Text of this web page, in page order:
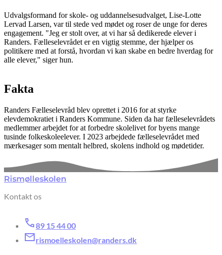
Udvalgsformand for skole- og uddannelsesudvalget, Lise-Lotte
Lervad Larsen, var til stede ved mødet og roser de unge for deres
engagement. "Jeg er stolt over, at vi har så dedikerede elever i
Randers. Fælleselevrådet er en vigtig stemme, der hjælper os
politikere med at forstå, hvordan vi kan skabe en bedre hverdag for
alle elever," siger hun.
Fakta
Randers Fælleselevråd blev oprettet i 2016 for at styrke
elevdemokratiet i Randers Kommune. Siden da har fælleselevrådets
medlemmer arbejdet for at forbedre skolelivet for byens mange
tusinde folkeskoleelever. I 2023 arbejdede fælleselevrådet med
mærkesager som mentalt helbred, skolens indhold og mødetider.
Rismølleskolen
Kontakt os
89 15 44 00
rismoelleskolen@randers.dk